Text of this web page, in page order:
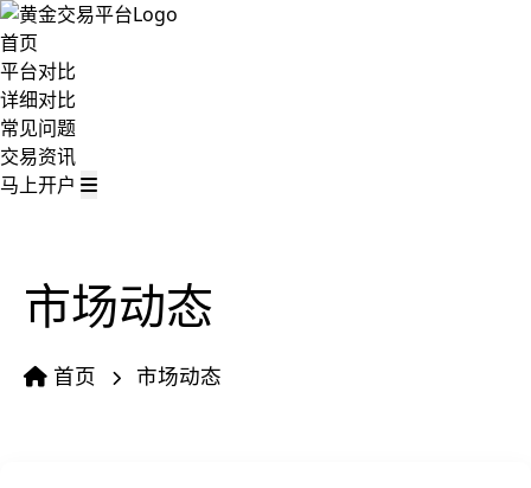
首页
平台对比
详细对比
常见问题
交易资讯
马上开户
市场动态
首页 市场动态